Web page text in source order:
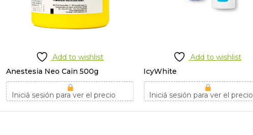
Add to wishlist
Anestesia Neo Cain 500g
Iniciá sesión para ver el precio
Add to wishlist
IcyWhite
Iniciá sesión para ver el precio